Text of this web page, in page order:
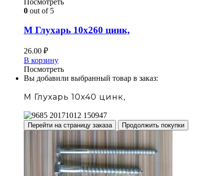
Посмотреть
0 out of 5
М Глухарь 10х260 цинк,
26.00 ₽
В корзину
Посмотреть
Вы добавили выбранный товар в заказ:
М Глухарь 10х40 цинк,
Перейти на страницу заказа Продолжить покупки